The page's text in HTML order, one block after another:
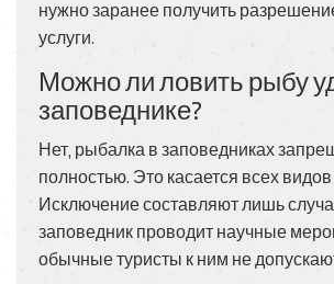
нужно заранее получить
услуги.
Можно ли ловить рыбу
заповеднике?
Нет, рыбалка в заповедниках
полностью. Это касается всех видов
Исключение составляют лишь
заповедник проводит научные
обычные туристы к ним не